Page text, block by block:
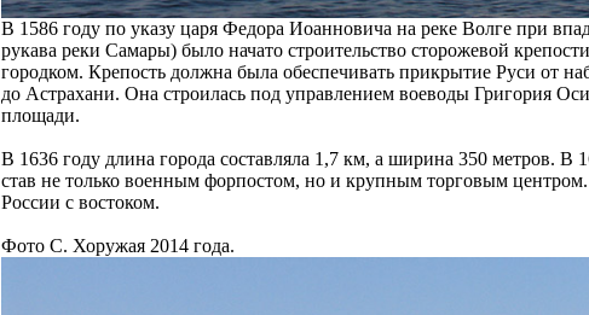
В 1586 году по указу царя Федора Иоанновича на реке Волге при
рукава реки Самары) было начато строительство сторожевой
городком. Крепость должна была обеспечивать прикрытие Руси от
до Астрахани. Она строилась под управлением воеводы Григория
площади.
В 1636 году длина города составляла 1,7 км, а ширина 350 метров. В
став не только военным форпостом, но и крупным торговым
России с востоком.
Фото С. Хоружая 2014 года.